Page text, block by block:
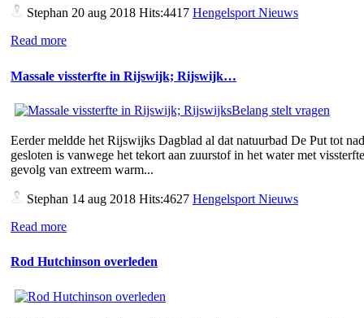
Stephan 20 aug 2018 Hits:4417 Hengelsport Nieuws
Read more
Massale vissterfte in Rijswijk; Rijswijk…
Eerder meldde het Rijswijks Dagblad al dat natuurbad De Put tot
gesloten is vanwege het tekort aan zuurstof in het water met
gevolg van extreem warm...
Stephan 14 aug 2018 Hits:4627 Hengelsport Nieuws
Read more
Rod Hutchinson overleden